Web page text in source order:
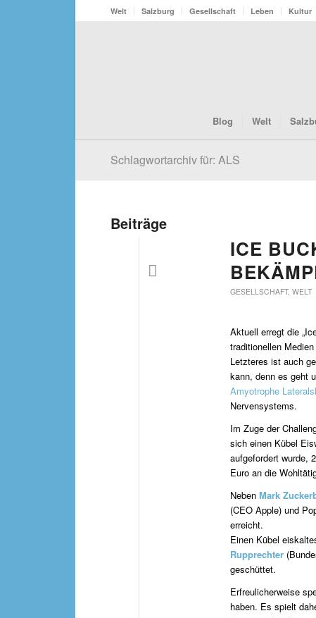
Welt Salzburg Gesellschaft Leben Kultur
Blog Welt
Schlagwortarchiv für: ALS
Beiträge
ICE
GESELLSCHAFT, WELT
Aktuell erregt die
traditionellen
Letzteres ist auch
kann, denn es geht
Amyotrophe
Nervensystems.
Im Zuge der
sich einen Kübel
aufgefordert wurde,
Euro an die
Neben Mark
(CEO Apple) und
erreicht.
Einen Kübel
Rupprechter
geschüttet.
Erfreulicherweise
haben. Es spielt